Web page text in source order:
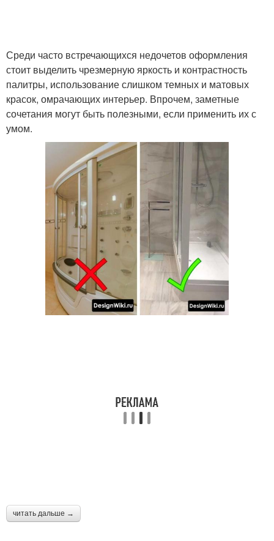
Среди часто встречающихся недочетов оформления
стоит выделить чрезмерную яркость и контрастность
палитры, использование слишком темных и матовых
красок, омрачающих интерьер. Впрочем, заметные
сочетания могут быть полезными, если применить их с
умом.
читать дальше →